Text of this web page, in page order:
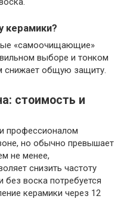
керамики?
«самоочищающие»
выборе и тонком
снижает общую защиту.
стоимость и
профессионалом
но обычно превышает
не менее,
снизить частоту
воска потребуется
керамики через 12